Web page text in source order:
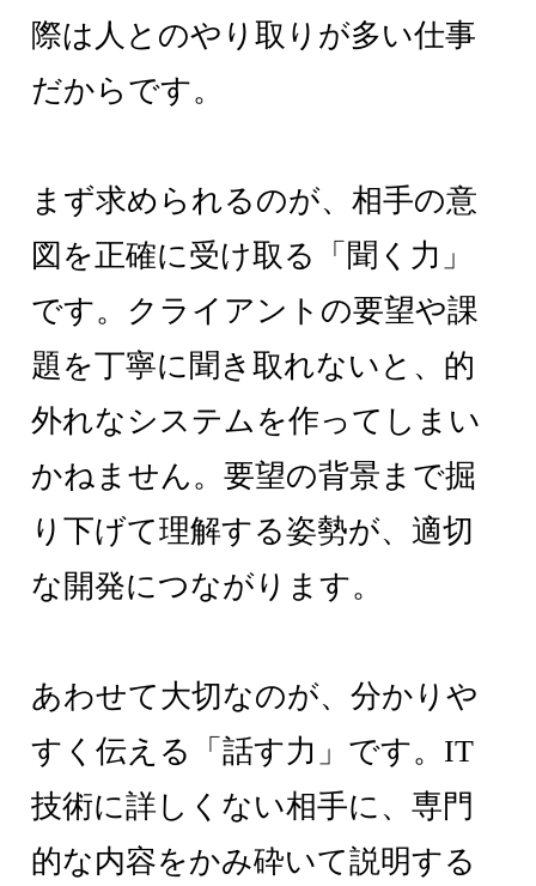
際は人とのやり取りが多い仕事
だからです。
まず求められるのが、相手の意
図を正確に受け取る「聞く力」
です。クライアントの要望や課
題を丁寧に聞き取れないと、的
外れなシステムを作ってしまい
かねません。要望の背景まで掘
り下げて理解する姿勢が、適切
な開発につながります。
あわせて大切なのが、分かりや
すく伝える「話す力」です。IT
技術に詳しくない相手に、専門
的な内容をかみ砕いて説明する